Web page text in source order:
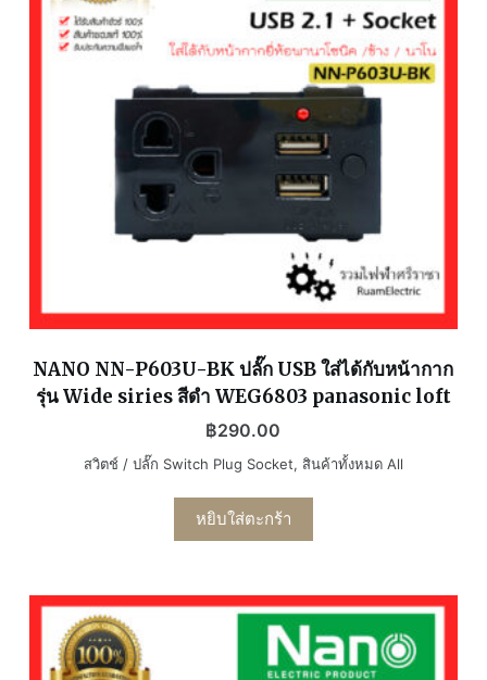
NANO NN-P603U-BK ปลั๊ก USB ใส่ได้กับหน้ากาก
รุ่น Wide siries สีดำ WEG6803 panasonic loft
฿290.00
สวิตช์ / ปลั๊ก Switch Plug Socket, สินค้าทั้งหมด All
หยิบใส่ตะกร้า